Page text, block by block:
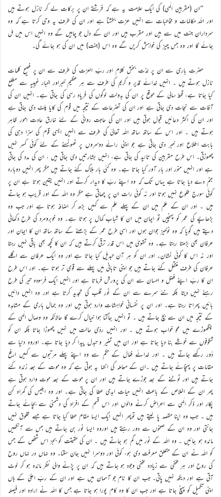
‘‘ان (مقربین الٰہی) کی ایک علامت یہ ہے کہ فرشتے ان پر برکات لے کر نازل ہوتے ہیں
اور اللہ مکالمات و مخاطبات سے انہیں عزت بخشتا ہے اور ان کی طرف یہ وحی کرتا ہے کہ وہ
سردارانِ جنت میں سے ہیں اور مقرب ہیں اور ان کے دل جو چاہیں گے وہ انہیں اس میں مل
جائے گا اور وہ جس چیز کی خواہش کریں گے وہ اس (جنت) میں ان کی ہو جائے گی۔
حضرت باری سے ان پر لذت بخش کلام اور ربّ العزت کی طرف سے ان پر فصیح کلمات
نازل ہوتے ہیں ۔ انہیں خدائے قدیر و کریم کی طرف سے ہر عظیم خبراور اخبار غیبیہ سے مطلع
کیا جاتا ہے، قحط سالی کے موقع پر ان کی بدولت لوگوں کی فریاد رسی کی جاتی ہے۔ انہیں ان کی
آفات سے نجات دی جاتی ہے اور ان کی تضرعات کے نتیجہ میں قوم کی کایا پلٹ دی جاتی ہے
اور ان کی اکثر دعائیں قبول ہوتی ہیں اور ان کی حاجت روائی کے لئے خارق عادت امور ظاہر
ہوتے ہیں ۔ اور اس کے ساتھ ساتھ اللہ تعالیٰ کی طرف سے انہیں ایسی قوم کی سزا دہی کی
بابت اطلاع اور خبر دی جاتی ہے جو اپنی رائے دوسروں پر ٹھونسنے کے لئے کوئی کسر نہیں
چھوڑتی۔ اس طرح مقربین کی تائید کی جاتی ہے، انہیں بشارتیں دی جاتی ہیں ، ان کی مدد کی جاتی
ہے اور انہیں منور اور بار آور کیا جاتا ہے۔ وہ کئی بار ہلاک کئے جاتے ہیں مگر پھر انہیں دوبارہ
جنم دے دیا جاتا ہے یہاں تک کہ وہ اپنے ربّ کا دیدار کرتے اور انہیں یقین ہوتا ہے ان پر
کوئی سورج طلوع نہیں ہوتا اور نہ کوئی رات ان پر چھاتی ہے مگر وہ اللہ کے اور قریب ہو جاتے
ہیں ۔ اور ان کے علم میں ان کے پہلے علم سے کہیں بڑھ کر اضافہ ہوتا ہے اور جب وہ
بڑھاپے کی عمر کو پہنچیں تو ایمان میں ان کا شباب کمال پر ہوتا ہے۔ وہ خوبرومرد کی طرح دکھائی
دیتے ہیں گویا کہ وہ نوخیز جوان ہوں اور اسی طرح عمر کے بڑھنے کے ساتھ ساتھ ان کا ایمان اور
عرفان بھی بڑھتا رہتا ہے۔ وہ تقویٰ میں اس قدر ترقی کرتے ہیں کہ ان کا کچھ بھی باقی نہیں رہتا
اور نہ اس کا کوئی نشان۔ اور ان کو ہر آن تبدیل کیا جاتا ہے اور وہ ایک عرفان سے اگلے
عرفان کی طرف منتقل کئے جاتے ہیں جو اپنی تابانی میں پہلے سے قوی تر ہوتا ہے۔ اور اس طرح
ان کا ربّ اپنے فضل و احسان سے ان کی پرورش فرماتا ہے اور انہیں ایک فرسودہ تیر کی طرح
رہنے نہیں دیتا بلکہ نئے سرے سے ان کے نورِ قلب کی تجدید کرتا ہے اور وہ انہیں دائیں
بائیں پھراتا رہتا ہے۔ اور ان پر نفسانی خواہشات وارد ہوتی ہیں اور وہ جمال باری کے مشاہدہ
کے نتیجہ میں ان سے بچ جاتے ہیں ۔ تو انہیں جاگتا ہوا خیال کرے گا حالانکہ وہ وصال الٰہی کے
پنگھوڑے میں محوِ خواب ہوتے ہیں ۔ اور انہیں ردّی حالت میں نہیں چھوڑا جاتا بلکہ ان کو
شگوفوں سے خوشے بنا دیا جاتا ہے اور ان میں تغیر و تبدل پیدا کر دیا جاتا ہے۔ اوروہ دنیا سے
دُور رکھے جاتے ہیں ۔ اور خدائے فعّال کے حکم سے وہ اپنے پہلے مرتبوں سے کہیں ارفع
مقامات پر پہنچائے جاتے ہیں ۔ان کے معاملہ کی انتہا یہ ہوتی ہے کہ وہ موت کے بعد زندہ کئے
جاتے ہیں اور ٹوٹنے کے بعد جوڑے جاتے ہیں اور ان پر موت کے بعد موت وارد ہوتی ہے
پھر ان کے اخلاص کے باعث انہیں حیات ابدی عطا کی جاتی ہے۔ اور وہ ابلیس کی گمراہ کن
پکار اور ذکر الٰہی سے اعراض کرنے والوں اور اس قسم کے افراد کی دشمنی سے بچائے جاتے
ہیں ۔ جب وہ اپنا مقصد پا لیتے ہیں توپھر انہیں ایک ایسا مقام عطا کیا جاتا ہے جسے مخلوق نہیں
جانتی اور وہ ان کے صحنوں سے دور رہتے ہیں اوروہ ایسا نور بن جاتے ہیں جس سے آنکھیں
ماندہ ہو جائیں ۔ وہ اللہ کے نور میں گم ہو جاتے ہیں ۔ ان کی حقیقت کو بجز اس شخص کے جس
کو اللہ نے ان کے متعلق معرفت دی ہو، کوئی اور دوسرا نہیں جان سکتا۔ وہ نہاں در نہاں روح
کی روح اور ہر مخفی سے زیادہ مخفی وجود ہو جاتے ہیں کہ ان پر پڑنے والی نظر ماندہ ہو کر لَوٹ
آتی ہے اور دیکھ نہیں پاتی۔ جب ان کا نام جو آسمان میں ہے اور ان کے ربِّ اعلیٰ کے ہاں
اپنی تکمیل کو پہنچ جاتا ہے اور جب ان کا وہ کام پورا ہو جاتا ہے جس کا اللہ نے اِرادہ اور فیصلہ